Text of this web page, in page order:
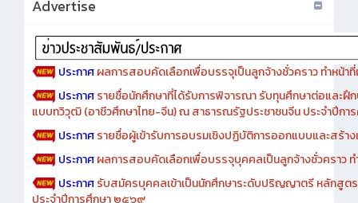
ประกาศผลการสอบคัดเลือกเพื่อบรรจุเป็นลูกจ้างชั่วคราว ทำหน้าที่
ประกาศ รายชื่อนักศึกษาที่ได้รับการพิจารณา รับทุนศึกษาต่อและฝึ
แบบทวิวุฒิ (อาชีวศึกษาไทย-จีน) ณ สาธารณรัฐประชาชนจีน ประจำปีก
ประกาศรายชื่อผู้เข้ารับการอบรมเชิงปฏิบัติการออกแบบและสร้า
ประกาศผลการสอบคัดเลือกเพื่อบรรจุบุคคลเป็นลูกจ้างชั่วคราว ท